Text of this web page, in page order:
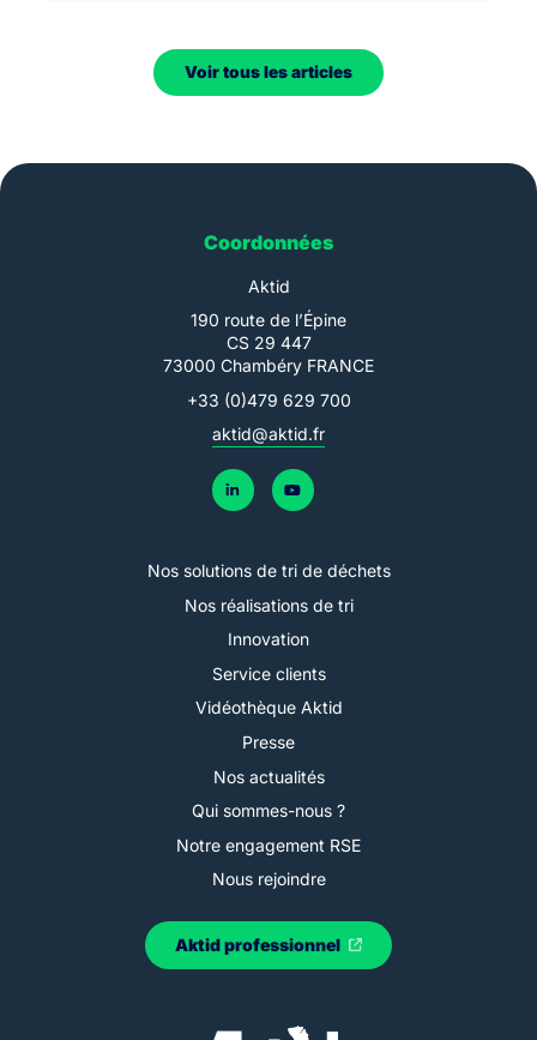
Voir tous les articles
Coordonnées
Aktid
190 route de l’Épine
CS 29 447
73000 Chambéry FRANCE
+33 (0)479 629 700
aktid@aktid.fr
Nos solutions de tri de déchets
Nos réalisations de tri
Innovation
Service clients
Vidéothèque Aktid
Presse
Nos actualités
Qui sommes-nous ?
Notre engagement RSE
Nous rejoindre
Aktid professionnel